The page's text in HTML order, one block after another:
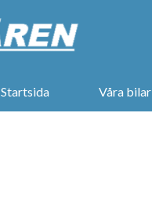
Startsida Våra bilar